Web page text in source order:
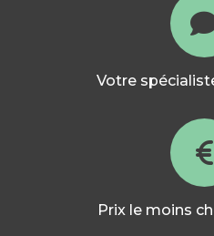
Votre
Prix le moins